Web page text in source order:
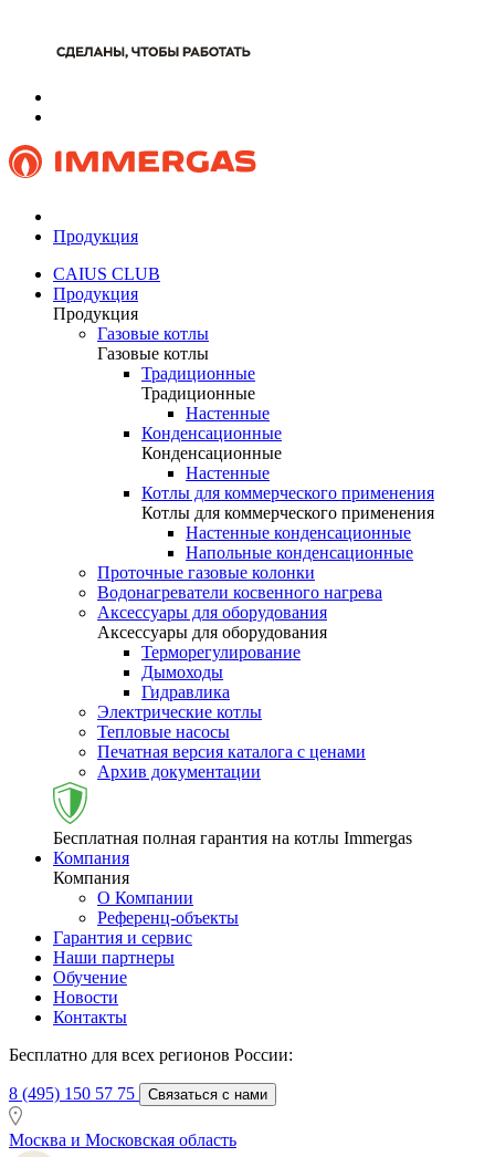
Продукция
CAIUS CLUB
Продукция
Продукция
Газовые котлы
Газовые котлы
Традиционные
Традиционные
Настенные
Конденсационные
Конденсационные
Настенные
Котлы для коммерческого применения
Котлы для коммерческого применения
Настенные конденсационные
Напольные конденсационные
Проточные газовые колонки
Водонагреватели косвенного нагрева
Аксессуары для оборудования
Аксессуары для оборудования
Терморегулирование
Дымоходы
Гидравлика
Электрические котлы
Тепловые насосы
Печатная версия каталога с ценами
Архив документации
Бесплатная полная гарантия на котлы Immergas
Компания
Компания
О Компании
Референц-объекты
Гарантия и сервис
Наши партнеры
Обучение
Новости
Контакты
Бесплатно для всех регионов России:
8 (495) 150 57 75 Связаться с нами
Москва и Московская область